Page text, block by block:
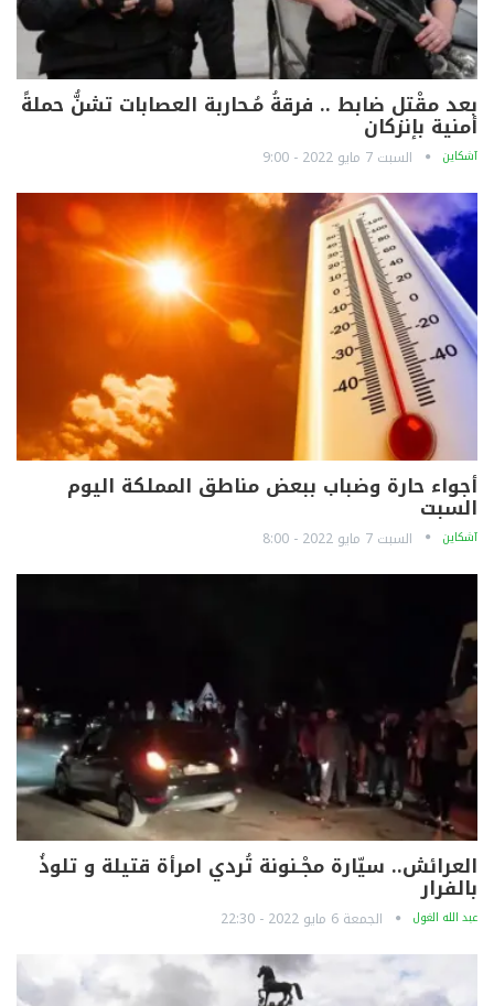
بعد مقْتل ضابط .. فرقةُ مُـحاربة العصابات تشنُّ حملةً
أمنية بإنزكان
آشكاين السبت 7 مايو 2022 - 9:00
أجواء حارة وضباب ببعض مناطق المملكة اليوم
السبت
آشكاين السبت 7 مايو 2022 - 8:00
العرائش.. سيّارة مجْـنونة تُردي امرأة قتيلة و تلوذُ
بالفرار
عبد الله الغول الجمعة 6 مايو 2022 - 22:30